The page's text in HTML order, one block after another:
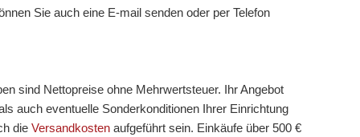
Sie auch eine E-mail senden oder per Telefon
sind Nettopreise ohne Mehrwertsteuer. Ihr Angebot
auch eventuelle Sonderkonditionen Ihrer Einrichtung
dieVersandkosten aufgeführt sein. Einkäufe über 500 €